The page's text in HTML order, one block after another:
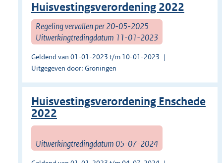
Huisvestingsverordening 2022
Regeling vervallen per 20-05-2025
Uitwerkingtredingdatum 11-01-2023
Geldend van 01-01-2023 t/m 10-01-2023
Uitgegeven door: Groningen
Huisvestingsverordening Enschede
2022
Uitwerkingtredingdatum 05-07-2024